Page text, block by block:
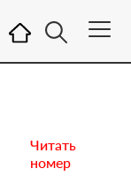
Читать
номер